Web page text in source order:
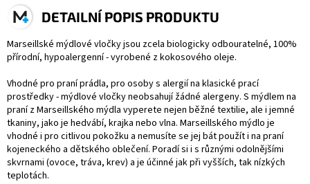
DETAILNÍ POPIS PRODUKTU
Marseillské mýdlové vločky jsou zcela biologicky odbouratelné, 100%
přírodní, hypoalergenní - vyrobené z kokosového oleje.
Vhodné pro praní prádla, pro osoby s alergií na klasické prací
prostředky - mýdlové vločky neobsahují žádné alergeny. S mýdlem na
praní z Marseillského mýdla vyperete nejen běžné textilie, ale i jemné
tkaniny, jako je hedvábí, krajka nebo vlna. Marseillského mýdlo je
vhodné i pro citlivou pokožku a nemusíte se jej bát použít i na praní
kojeneckého a dětského oblečení. Poradí si i s různými odolnějšími
skvrnami (ovoce, tráva, krev) a je účinné jak při vyšších, tak nízkých
teplotách.